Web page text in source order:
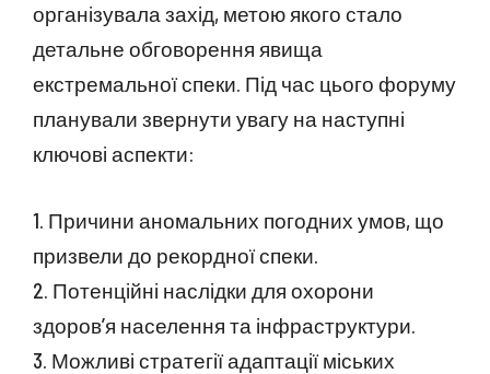
організувала захід, метою якого стало
детальне обговорення явища
екстремальної спеки. Під час цього форуму
планували звернути увагу на наступні
ключові аспекти:
1. Причини аномальних погодних умов, що
призвели до рекордної спеки.
2. Потенційні наслідки для охорони
здоров’я населення та інфраструктури.
3. Можливі стратегії адаптації міських